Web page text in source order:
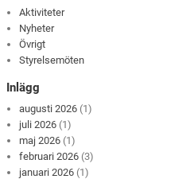
Aktiviteter
Nyheter
Övrigt
Styrelsemöten
Inlägg
augusti 2026 (1)
juli 2026 (1)
maj 2026 (1)
februari 2026 (3)
januari 2026 (1)